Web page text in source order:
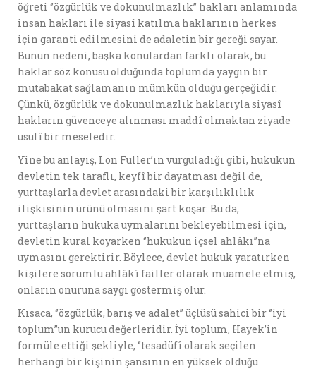
öğreti ‘’özgürlük ve dokunulmazlık’’ hakları anlamında
insan hakları ile siyasî katılma haklarının herkes
için garanti edilmesini de adaletin bir gereği sayar.
Bunun nedeni, başka konulardan farklı olarak, bu
haklar söz konusu olduğunda toplumda yaygın bir
mutabakat sağlamanın mümkün olduğu gerçeğidir.
Çünkü, özgürlük ve dokunulmazlık haklarıyla siyasî
hakların güvenceye alınması maddî olmaktan ziyade
usulî bir meseledir.
Yine bu anlayış, Lon Fuller’ın vurguladığı gibi, hukukun
devletin tek taraflı, keyfî bir dayatması değil de,
yurttaşlarla devlet arasındaki bir karşılıklılık
ilişkisinin ürünü olmasını şart koşar. Bu da,
yurttaşların hukuka uymalarını bekleyebilmesi için,
devletin kural koyarken ‘’hukukun içsel ahlâkı’’na
uymasını gerektirir. Böylece, devlet hukuk yaratırken
kişilere sorumlu ahlâkî failler olarak muamele etmiş,
onların onuruna saygı göstermiş olur.
Kısaca, ‘’özgürlük, barış ve adalet’’ üçlüsü sahici bir ‘’iyi
toplum’’un kurucu değerleridir. İyi toplum, Hayek’in
formüle ettiği şekliyle, ‘’tesadüfî olarak seçilen
herhangi bir kişinin şansının en yüksek olduğu